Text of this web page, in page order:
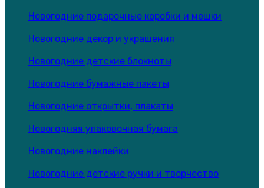
Новогодние подарочные коробки и мешки
Новогодние декор и украшения
Новогодние детские блокноты
Новогодние бумажные пакеты
Новогодние открытки, плакаты
Новогодняя упаковочная бумага
Новогодние наклейки
Новогодние детские ручки и творчество